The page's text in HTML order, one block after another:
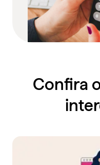
Confira